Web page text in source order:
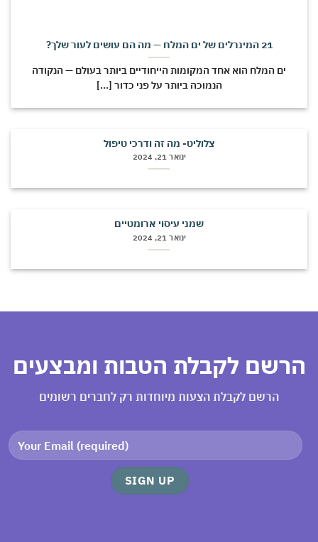
ים המלח הוא אחד המקומות הייחודיים ביותר בעולם — הנקודה
הנמוכה ביותר על פני כדור [...]
צלוליט- מה זה ודרכי טיפול
שמני עיסוי ארומטיים
לקבלת הטבות ומבצעים
הרשם לקבלת הצעות מיוחדות רק לחברים רשומים